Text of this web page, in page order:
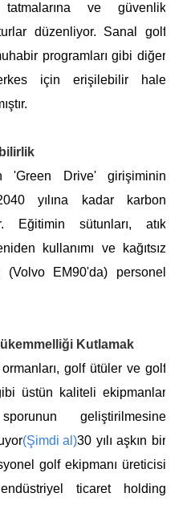
ve güvenlik
düzenliyor. Sanal golf
programları gibi diğer
için erişilebilir hale
'Green Drive' girişiminin
yılına kadar karbon
Eğitimin sütunları, atık
kullanımı ve kağıtsız
EM90'da) personel
Kutlamak
golf ütüler ve golf
üstün kaliteli ekipmanlar
geliştirilmesine
(Şimdi al)30 yılı aşkın bir
golf ekipmanı üreticisi
ticaret holding